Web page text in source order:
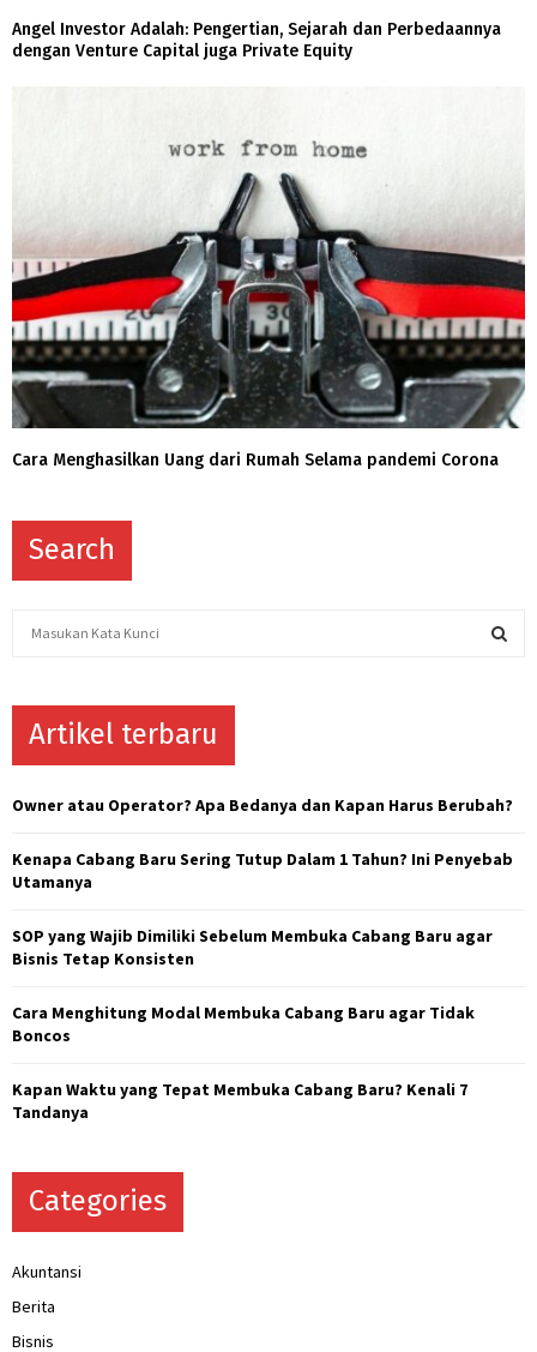
Angel Investor Adalah: Pengertian, Sejarah dan Perbedaannya
dengan Venture Capital juga Private Equity
Cara Menghasilkan Uang dari Rumah Selama pandemi Corona
Search
f
o
Artikel terbaru
Owner atau Operator? Apa Bedanya dan Kapan Harus Berubah?
Kenapa Cabang Baru Sering Tutup Dalam 1 Tahun? Ini Penyebab
Utamanya
SOP yang Wajib Dimiliki Sebelum Membuka Cabang Baru agar
Bisnis Tetap Konsisten
Cara Menghitung Modal Membuka Cabang Baru agar Tidak
Boncos
Kapan Waktu yang Tepat Membuka Cabang Baru? Kenali 7
Tandanya
Categories
Akuntansi
Berita
Bisnis